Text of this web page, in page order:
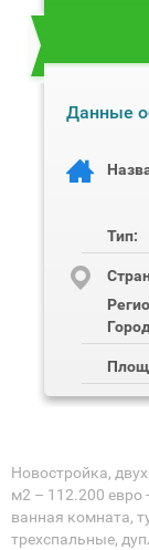
Данные
Тип:
Новостройка,
м2 – 112.200 евро
ванная комната,
трехспальные,